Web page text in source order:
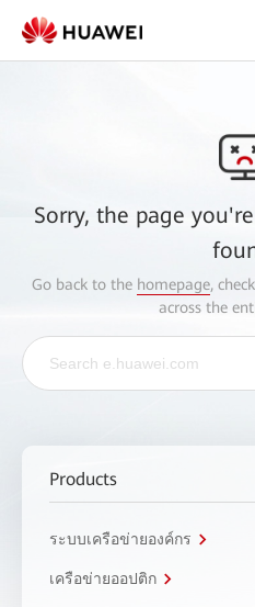
Sorry, the page
Go back to the homepage,
across the
Products
ระบบเครือข่ายองค์กร
เครือข่ายออปติก